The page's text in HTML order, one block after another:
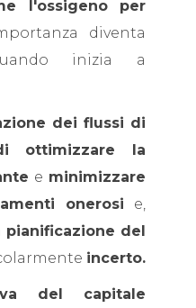
l'ossigeno per
diventa
inizia a
dei flussi di
ottimizzare la
e minimizzare
onerosi e,
del
incerto.
del capitale